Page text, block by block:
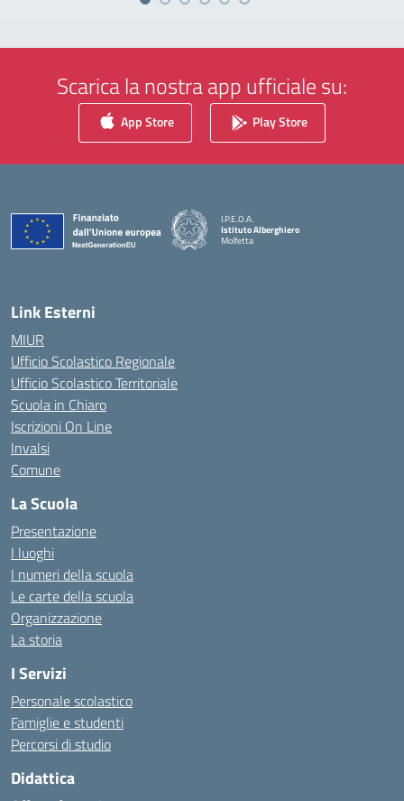
Scarica la nostra app ufficiale su:
App Store Play Store
I.P.E.O.A.
Istituto Alberghiero
Molfetta
Link Esterni
MIUR
Ufficio Scolastico Regionale
Ufficio Scolastico Territoriale
Scuola in Chiaro
Iscrizioni On Line
Invalsi
Comune
La Scuola
Presentazione
I luoghi
I numeri della scuola
Le carte della scuola
Organizzazione
La storia
I Servizi
Personale scolastico
Famiglie e studenti
Percorsi di studio
Didattica